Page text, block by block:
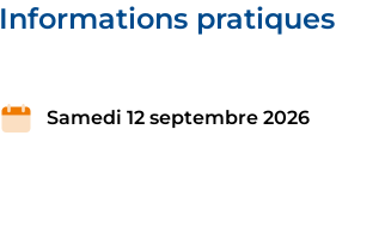
Informations pratiques
Samedi 12 septembre 2026